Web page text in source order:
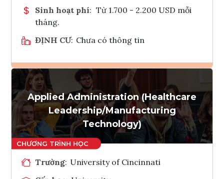
Sinh hoạt phí: Từ 1.700 - 2.200 USD mỗi
tháng.
ĐỊNH CƯ: Chưa có thông tin
Ghi danh
Tham vấn Interlink
Applied Administration (Healthcare
Leadership/Manufacturing
Technology)
Trường: University of Cincinnati